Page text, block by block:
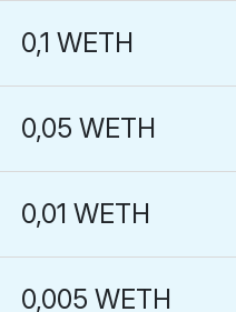
0,1 WETH
0,05 WETH
0,01 WETH
0,005 WETH